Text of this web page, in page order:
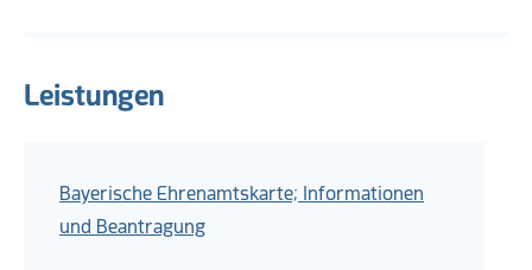
Leistungen
Bayerische Ehrenamtskarte; Informationen
und Beantragung